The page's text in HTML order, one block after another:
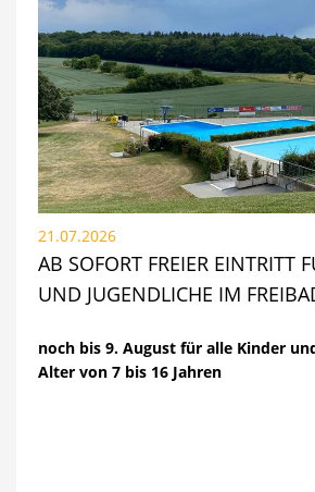
21.07.2026
AB SOFORT FREIER EINTRITT
UND JUGENDLICHE IM
noch bis 9. August für alle Kinder
Alter von 7 bis 16 Jahren